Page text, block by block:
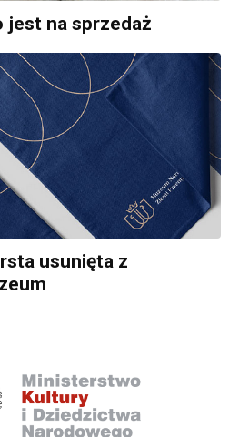
jest na sprzedaż
usunięta z